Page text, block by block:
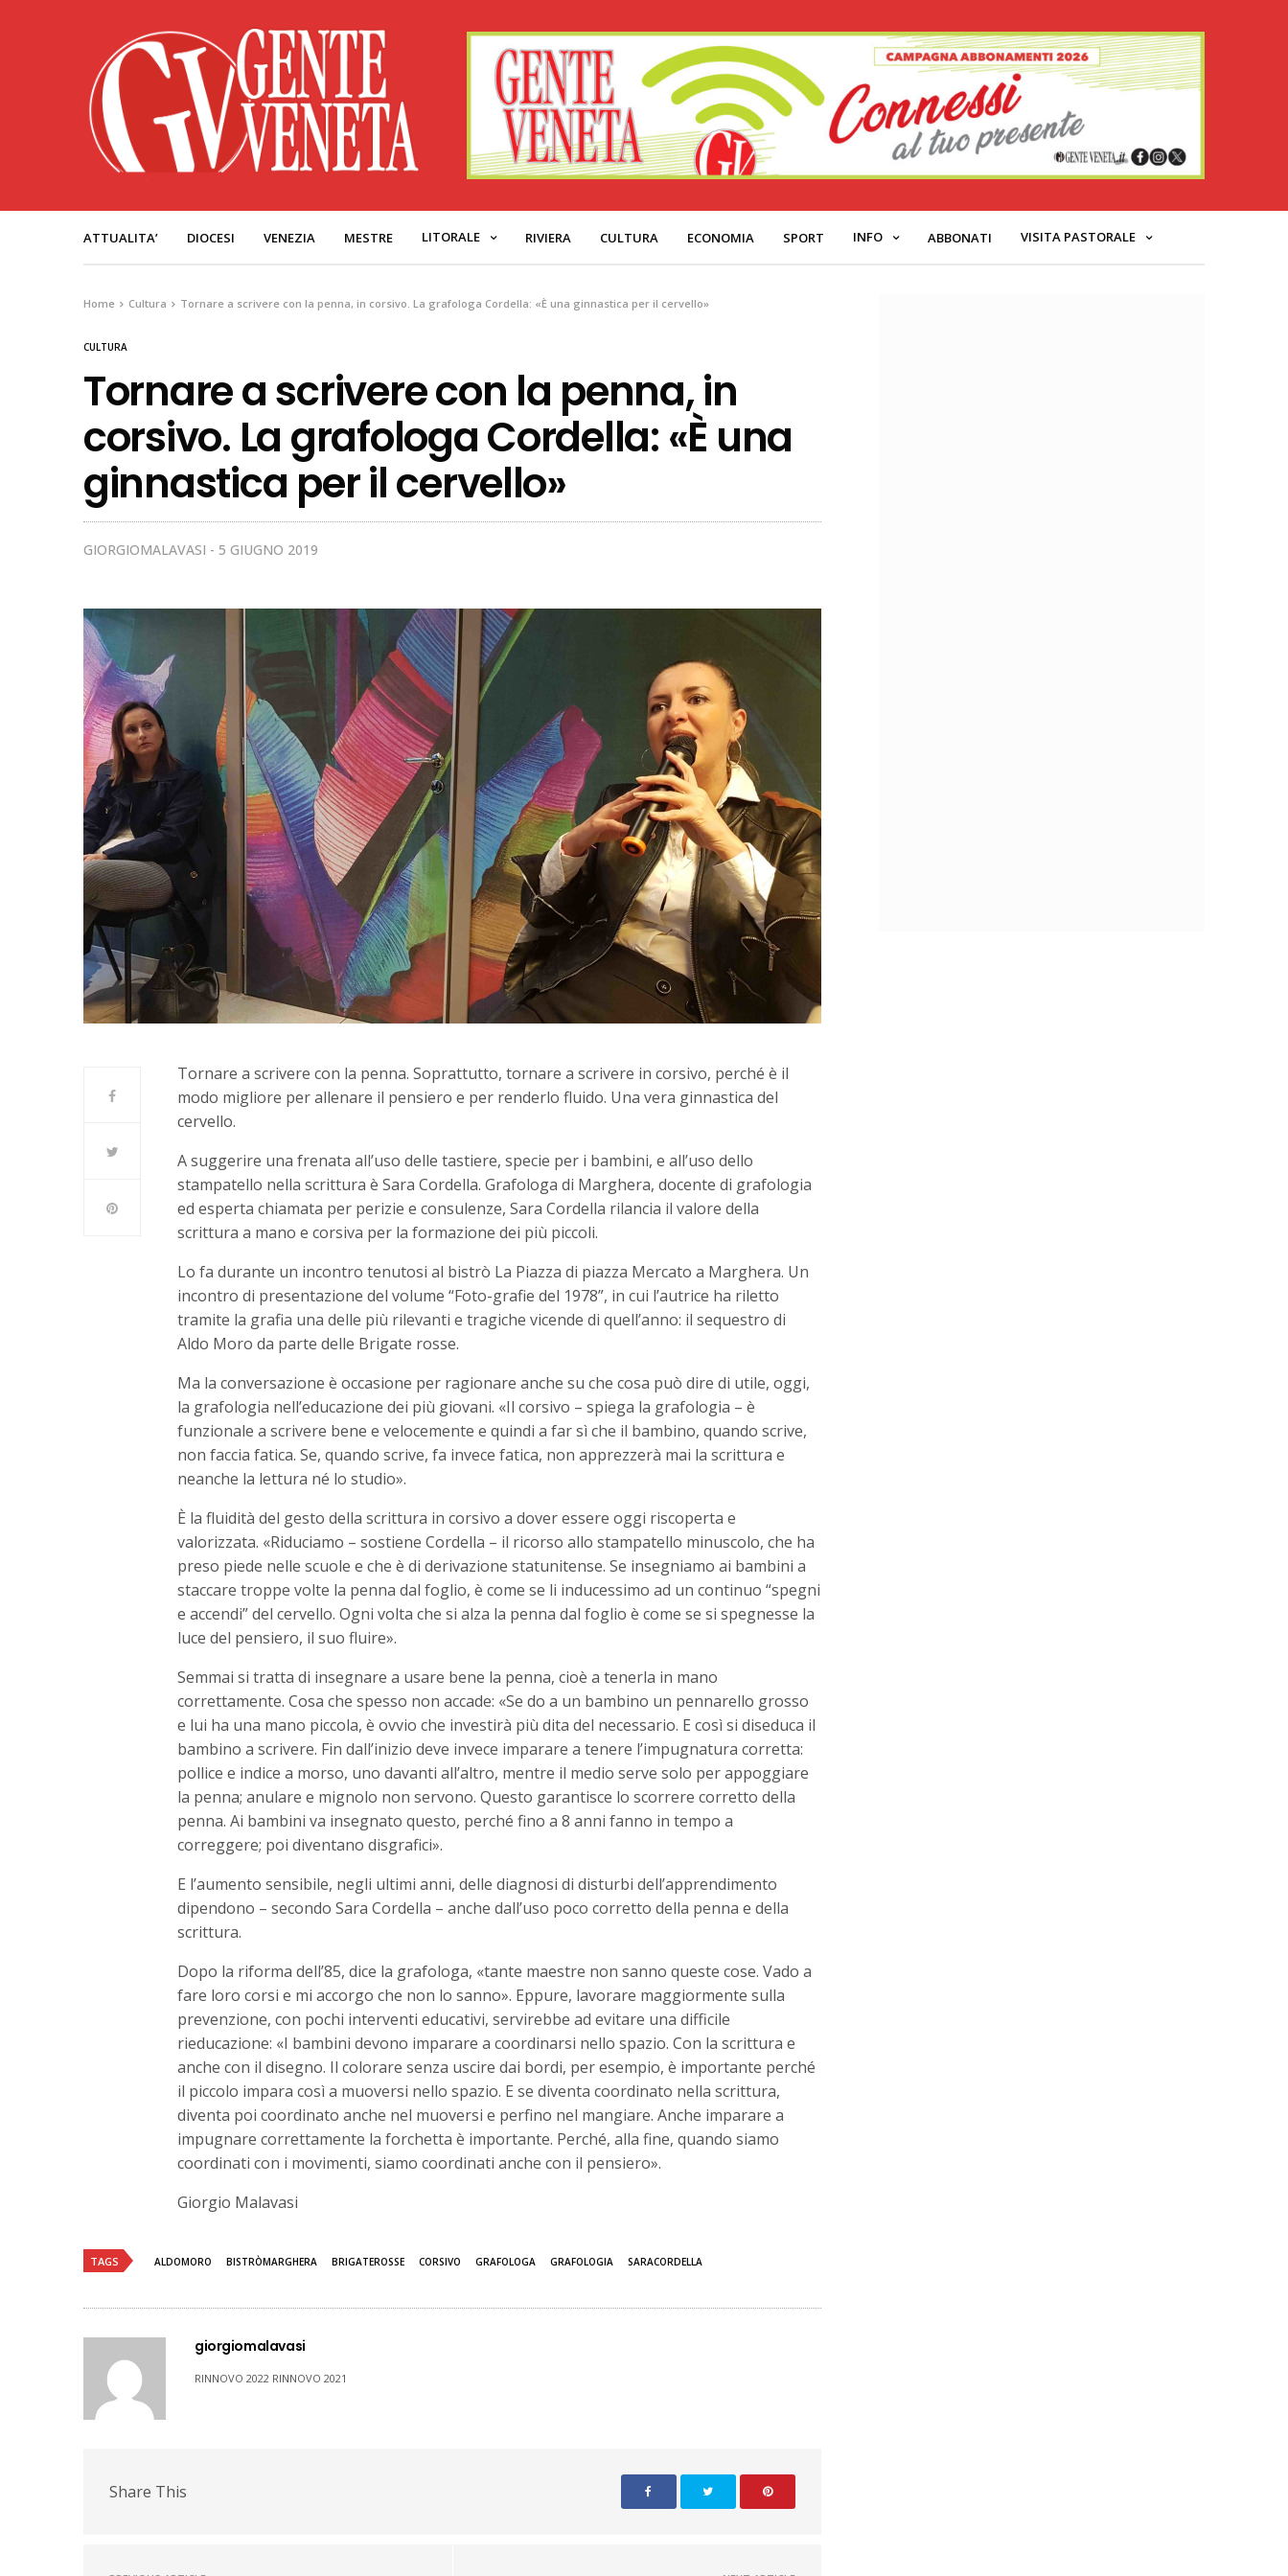
ATTUALITA’ DIOCESI VENEZIA MESTRE LITORALE RIVIERA CULTURA ECONOMIA SPORT INFO ABBONATI VISITA PASTORALE
Home Cultura Tornare a scrivere con la penna, in corsivo. La grafologa Cordella: «È una ginnastica per il cervello»
CULTURA
Tornare a scrivere con la penna, in
corsivo. La grafologa Cordella: «È una
ginnastica per il cervello»
GIORGIOMALAVASI 5 GIUGNO 2019
Tornare a scrivere con la penna. Soprattutto, tornare a scrivere in corsivo, perché è il
modo migliore per allenare il pensiero e per renderlo fluido. Una vera ginnastica del
cervello.
A suggerire una frenata all’uso delle tastiere, specie per i bambini, e all’uso dello
stampatello nella scrittura è Sara Cordella. Grafologa di Marghera, docente di grafologia
ed esperta chiamata per perizie e consulenze, Sara Cordella rilancia il valore della
scrittura a mano e corsiva per la formazione dei più piccoli.
Lo fa durante un incontro tenutosi al bistrò La Piazza di piazza Mercato a Marghera. Un
incontro di presentazione del volume “Foto-grafie del 1978”, in cui l’autrice ha riletto
tramite la grafia una delle più rilevanti e tragiche vicende di quell’anno: il sequestro di
Aldo Moro da parte delle Brigate rosse.
Ma la conversazione è occasione per ragionare anche su che cosa può dire di utile, oggi,
la grafologia nell’educazione dei più giovani. «Il corsivo – spiega la grafologia – è
funzionale a scrivere bene e velocemente e quindi a far sì che il bambino, quando scrive,
non faccia fatica. Se, quando scrive, fa invece fatica, non apprezzerà mai la scrittura e
neanche la lettura né lo studio».
È la fluidità del gesto della scrittura in corsivo a dover essere oggi riscoperta e
valorizzata. «Riduciamo – sostiene Cordella – il ricorso allo stampatello minuscolo, che ha
preso piede nelle scuole e che è di derivazione statunitense. Se insegniamo ai bambini a
staccare troppe volte la penna dal foglio, è come se li inducessimo ad un continuo “spegni
e accendi” del cervello. Ogni volta che si alza la penna dal foglio è come se si spegnesse la
luce del pensiero, il suo fluire».
Semmai si tratta di insegnare a usare bene la penna, cioè a tenerla in mano
correttamente. Cosa che spesso non accade: «Se do a un bambino un pennarello grosso
e lui ha una mano piccola, è ovvio che investirà più dita del necessario. E così si diseduca il
bambino a scrivere. Fin dall’inizio deve invece imparare a tenere l’impugnatura corretta:
pollice e indice a morso, uno davanti all’altro, mentre il medio serve solo per appoggiare
la penna; anulare e mignolo non servono. Questo garantisce lo scorrere corretto della
penna. Ai bambini va insegnato questo, perché fino a 8 anni fanno in tempo a
correggere; poi diventano disgrafici».
E l’aumento sensibile, negli ultimi anni, delle diagnosi di disturbi dell’apprendimento
dipendono – secondo Sara Cordella – anche dall’uso poco corretto della penna e della
scrittura.
Dopo la riforma dell’85, dice la grafologa, «tante maestre non sanno queste cose. Vado a
fare loro corsi e mi accorgo che non lo sanno». Eppure, lavorare maggiormente sulla
prevenzione, con pochi interventi educativi, servirebbe ad evitare una difficile
rieducazione: «I bambini devono imparare a coordinarsi nello spazio. Con la scrittura e
anche con il disegno. Il colorare senza uscire dai bordi, per esempio, è importante perché
il piccolo impara così a muoversi nello spazio. E se diventa coordinato nella scrittura,
diventa poi coordinato anche nel muoversi e perfino nel mangiare. Anche imparare a
impugnare correttamente la forchetta è importante. Perché, alla fine, quando siamo
coordinati con i movimenti, siamo coordinati anche con il pensiero».
Giorgio Malavasi
TAGS ALDOMORO BISTRÒMARGHERA BRIGATEROSSE CORSIVO GRAFOLOGA GRAFOLOGIA SARACORDELLA
giorgiomalavasi
RINNOVO 2022 RINNOVO 2021
Share This